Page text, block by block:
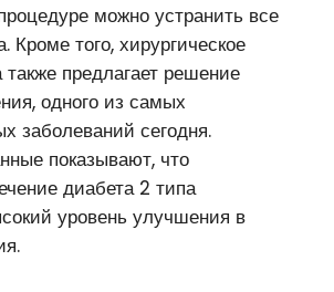
можно устранить все
Кроме того, хирургическое
предлагает решение
одного из самых
заболеваний сегодня.
показывают, что
диабета 2 типа
уровень улучшения в